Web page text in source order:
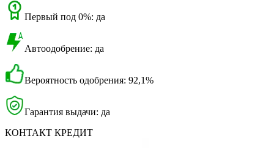
Первый под 0%: да
Автоодобрение: да
Вероятность одобрения: 92,1%
Гарантия выдачи: да
КОНТАКТ КРЕДИТ